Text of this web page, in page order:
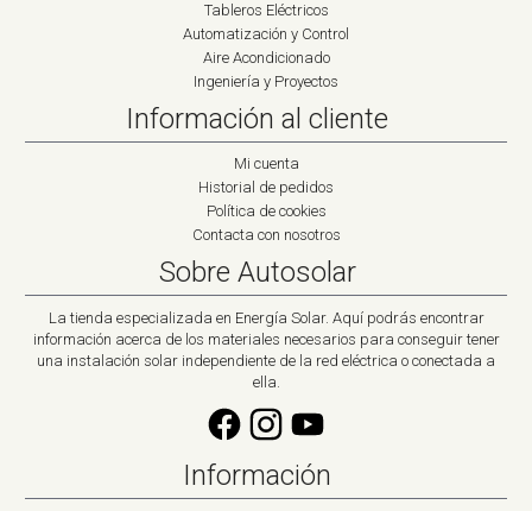
Tableros Eléctricos
Automatización y Control
Aire Acondicionado
Ingeniería y Proyectos
Información al cliente
Mi cuenta
Historial de pedidos
Política de cookies
Contacta con nosotros
Sobre Autosolar
La tienda especializada en Energía Solar. Aquí podrás encontrar
información acerca de los materiales necesarios para conseguir tener
una instalación solar independiente de la red eléctrica o conectada a
ella.
Información